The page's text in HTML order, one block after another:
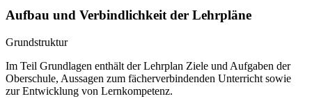
Aufbau und Verbindlichkeit der Lehrpläne
Grundstruktur
Im Teil Grundlagen enthält der Lehrplan Ziele und Aufgaben der
Oberschule, Aussagen zum fächerverbindenden Unterricht sowie
zur Entwicklung von Lernkompetenz.